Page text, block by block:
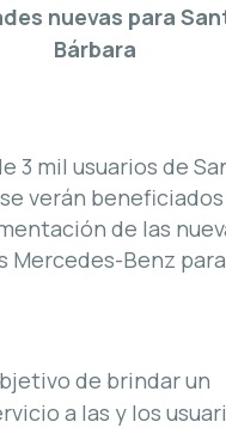
nuevas para
Bárbara
3 mil usuarios de
verán
de las
Mercedes-Benz
de brindar un
a las y los